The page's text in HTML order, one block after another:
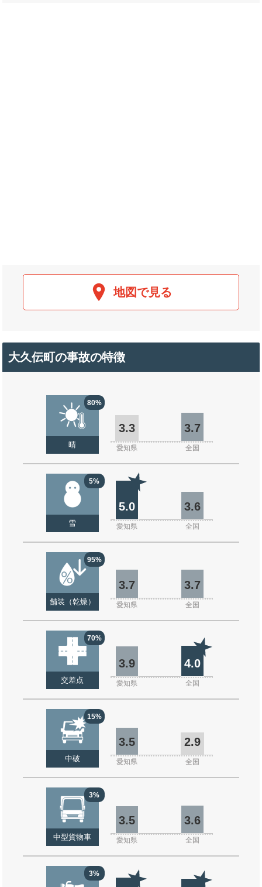
地図で見る
大久伝町の事故の特徴
80%
晴
3.3 3.7
愛知県 全国
5%
雪
5.0 3.6
愛知県 全国
95%
舗装（乾燥）
3.7 3.7
愛知県 全国
70%
交差点
3.9 4.0
愛知県 全国
15%
中破
3.5 2.9
愛知県 全国
3%
中型貨物車
3.5 3.6
愛知県 全国
3%